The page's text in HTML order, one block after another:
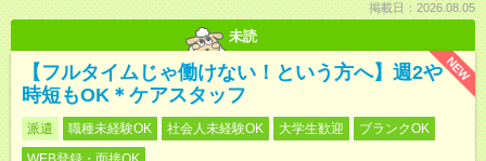
掲載日：2026.08.05
未読
NEW
【フルタイムじゃ働けない！という方へ】週2や
時短もOK＊ケアスタッフ
派遣 職種未経験OK 社会人未経験OK 大学生歓迎
ブランクOK